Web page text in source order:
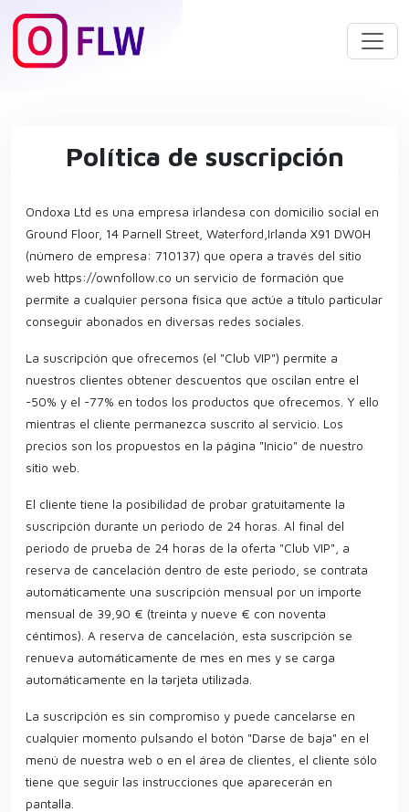
Política de suscripción
Ondoxa Ltd es una empresa irlandesa con domicilio social en
Ground Floor, 14 Parnell Street, Waterford,Irlanda X91 DW0H
(número de empresa: 710137) que opera a través del sitio
web https://ownfollow.co un servicio de formación que
permite a cualquier persona física que actúe a título particular
conseguir abonados en diversas redes sociales.
La suscripción que ofrecemos (el "Club VIP") permite a
nuestros clientes obtener descuentos que oscilan entre el
-50% y el -77% en todos los productos que ofrecemos. Y ello
mientras el cliente permanezca suscrito al servicio. Los
precios son los propuestos en la página "Inicio" de nuestro
sitio web.
El cliente tiene la posibilidad de probar gratuitamente la
suscripción durante un periodo de 24 horas. Al final del
periodo de prueba de 24 horas de la oferta "Club VIP", a
reserva de cancelación dentro de este periodo, se contrata
automáticamente una suscripción mensual por un importe
mensual de 39,90 € (treinta y nueve € con noventa
céntimos). A reserva de cancelación, esta suscripción se
renueva automáticamente de mes en mes y se carga
automáticamente en la tarjeta utilizada.
La suscripción es sin compromiso y puede cancelarse en
cualquier momento pulsando el botón "Darse de baja" en el
menú de nuestra web o en el área de clientes, el cliente sólo
tiene que seguir las instrucciones que aparecerán en
pantalla.